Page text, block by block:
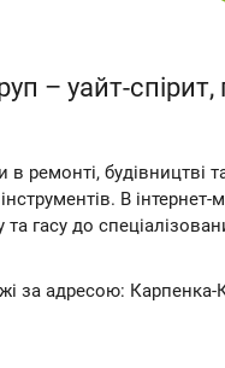
– уайт-
ремонті, будівництві
В
гасу до
за адресою: